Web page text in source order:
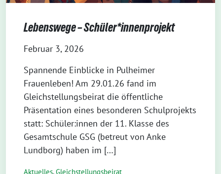
Lebenswege – Schüler*innenprojekt
Februar 3, 2026
Spannende Einblicke in Pulheimer
Frauenleben! Am 29.01.26 fand im
Gleichstellungsbeirat die öffentliche
Präsentation eines besonderen Schulprojekts
statt: Schüler:innen der 11. Klasse des
Gesamtschule GSG (betreut von Anke
Lundborg) haben im […]
Aktuelles,Gleichstellungsbeirat